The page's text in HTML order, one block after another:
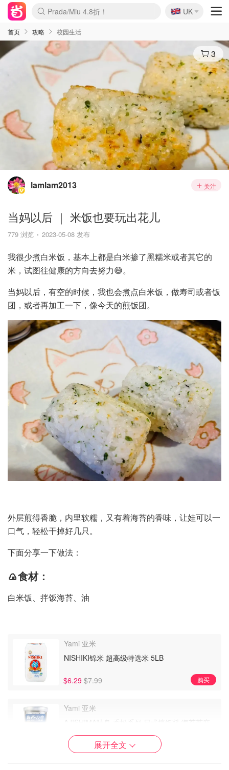
麦卢卡蜂蜜夏促！个位数！
Prada/Miu 4.8折！
啥？必胜客披萨5折！
🇬🇧
UK
首页 攻略 校园生活
3
lamlam2013 关注
当妈以后 ｜ 米饭也要玩出花儿
779 浏览 2023-05-08 发布
我很少煮白米饭，基本上都是白米掺了黑糯米或者其它的
米，试图往健康的方向去努力😅。
当妈以后，有空的时候，我也会煮点白米饭，做寿司或者饭
团，或者再加工一下，像今天的煎饭团。
外层煎得香脆，内里软糯，又有着海苔的香味，让娃可以一
口气，轻松干掉好几只。
下面分享一下做法：
🍙食材：
白米饭、拌饭海苔、油
NISHIKI锦米 超高级特选米 5LB
$6.29 $7.99
Yami 亚米
购买
AJISHIMA味岛 香松系列 日式拌饭料 海苔芝麻
$2.98
$3.39
Yami 亚米
展开全文